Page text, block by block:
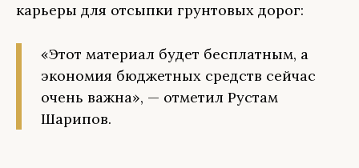
карьеры для отсыпки грунтовых дорог:
«Этот материал будет бесплатным, а
экономия бюджетных средств сейчас
очень важна», — отметил Рустам
Шарипов.